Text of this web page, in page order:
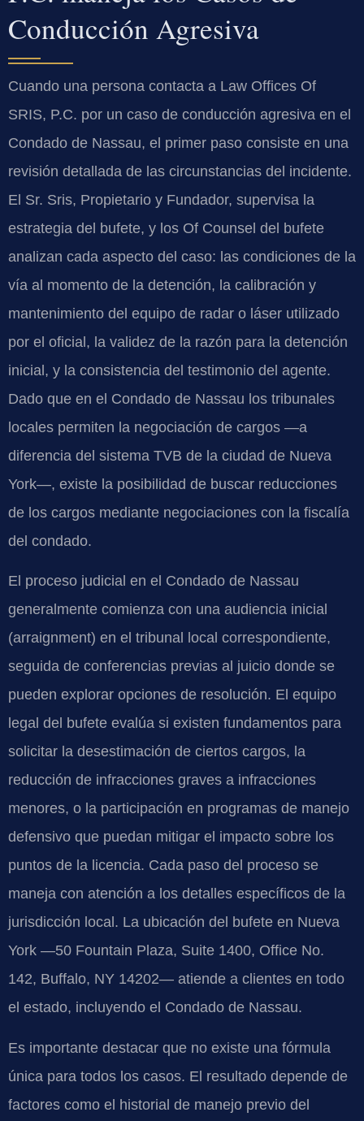
Conducción Agresiva
Cuando una persona contacta a Law Offices Of
SRIS, P.C. por un caso de conducción agresiva en el
Condado de Nassau, el primer paso consiste en una
revisión detallada de las circunstancias del incidente.
El Sr. Sris, Propietario y Fundador, supervisa la
estrategia del bufete, y los Of Counsel del bufete
analizan cada aspecto del caso: las condiciones de la
vía al momento de la detención, la calibración y
mantenimiento del equipo de radar o láser utilizado
por el oficial, la validez de la razón para la detención
inicial, y la consistencia del testimonio del agente.
Dado que en el Condado de Nassau los tribunales
locales permiten la negociación de cargos —a
diferencia del sistema TVB de la ciudad de Nueva
York—, existe la posibilidad de buscar reducciones
de los cargos mediante negociaciones con la fiscalía
del condado.
El proceso judicial en el Condado de Nassau
generalmente comienza con una audiencia inicial
(arraignment) en el tribunal local correspondiente,
seguida de conferencias previas al juicio donde se
pueden explorar opciones de resolución. El equipo
legal del bufete evalúa si existen fundamentos para
solicitar la desestimación de ciertos cargos, la
reducción de infracciones graves a infracciones
menores, o la participación en programas de manejo
defensivo que puedan mitigar el impacto sobre los
puntos de la licencia. Cada paso del proceso se
maneja con atención a los detalles específicos de la
jurisdicción local. La ubicación del bufete en Nueva
York —50 Fountain Plaza, Suite 1400, Office No.
142, Buffalo, NY 14202— atiende a clientes en todo
el estado, incluyendo el Condado de Nassau.
Es importante destacar que no existe una fórmula
única para todos los casos. El resultado depende de
factores como el historial de manejo previo del